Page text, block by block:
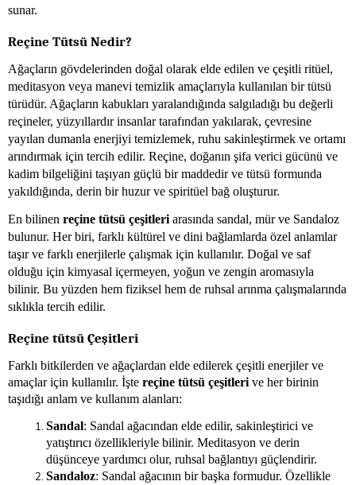
sunar.
Reçine Tütsü Nedir?
Ağaçların gövdelerinden doğal olarak elde edilen ve çeşitli ritüel,
meditasyon veya manevi temizlik amaçlarıyla kullanılan bir tütsü
türüdür. Ağaçların kabukları yaralandığında salgıladığı bu değerli
reçineler, yüzyıllardır insanlar tarafından yakılarak, çevresine
yayılan dumanla enerjiyi temizlemek, ruhu sakinleştirmek ve ortamı
arındırmak için tercih edilir. Reçine, doğanın şifa verici gücünü ve
kadim bilgeliğini taşıyan güçlü bir maddedir ve tütsü formunda
yakıldığında, derin bir huzur ve spiritüel bağ oluşturur.
En bilinen reçine tütsü çeşitleri arasında sandal, mür ve Sandaloz
bulunur. Her biri, farklı kültürel ve dini bağlamlarda özel anlamlar
taşır ve farklı enerjilerle çalışmak için kullanılır. Doğal ve saf
olduğu için kimyasal içermeyen, yoğun ve zengin aromasıyla
bilinir. Bu yüzden hem fiziksel hem de ruhsal arınma çalışmalarında
sıklıkla tercih edilir.
Reçine tütsü Çeşitleri
Farklı bitkilerden ve ağaçlardan elde edilerek çeşitli enerjiler ve
amaçlar için kullanılır. İşte reçine tütsü çeşitleri ve her birinin
taşıdığı anlam ve kullanım alanları:
Sandal: Sandal ağacından elde edilir, sakinleştirici ve
yatıştırıcı özellikleriyle bilinir. Meditasyon ve derin
düşünceye yardımcı olur, ruhsal bağlantıyı güçlendirir.
Sandaloz: Sandal ağacının bir başka formudur. Özellikle